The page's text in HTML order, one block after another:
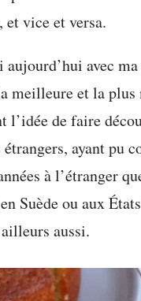
vice et versa.
avec
meilleure et la plus
l’idée de faire
ayant pu
à l’étranger
Suède ou aux
aussi.